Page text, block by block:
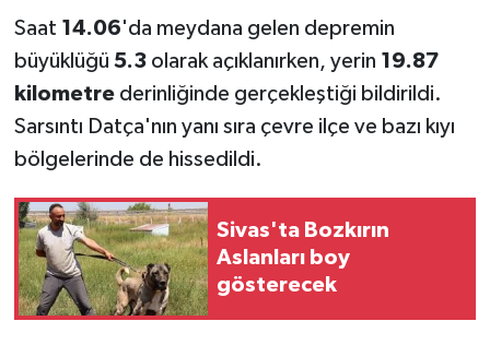
Saat 14.06'da meydana gelen depremin
büyüklüğü 5.3olarak açıklanırken, yerin 19.87
kilometrederinliğinde gerçekleştiği bildirildi.
Sarsıntı Datça'nın yanı sıra çevre ilçe ve bazı kıyı
bölgelerinde de hissedildi.
Sivas'ta Bozkırın
Aslanları boy
gösterecek